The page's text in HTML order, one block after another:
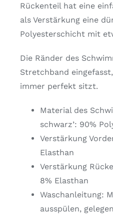
Rückenteil hat eine
als Verstärkung eine
Polyesterschicht mit
Die Ränder des
Stretchband
immer perfekt sitzt.
Material des
schwarz’: 90%
Verstärkung
Elasthan
Verstärkung
8% Elasthan
Waschanleitung:
ausspülen,